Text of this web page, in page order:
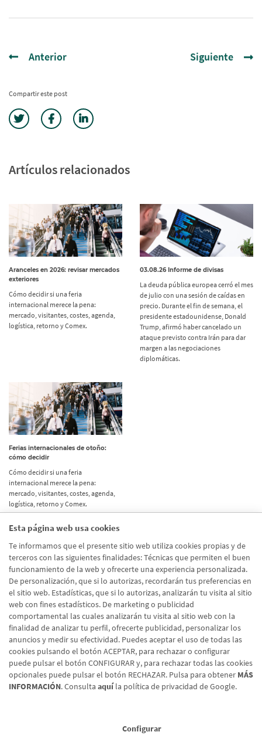
Esta página web usa cookies
Te informamos que el presente sitio web utiliza cookies propias y de
terceros con las siguientes finalidades: Técnicas que permiten el buen
funcionamiento de la web y ofrecerte una experiencia personalizada.
De personalización, que si lo autorizas, recordarán tus preferencias en
el sitio web. Estadísticas, que si lo autorizas, analizarán tu visita al sitio
web con fines estadísticos. De marketing o publicidad
comportamental las cuales analizarán tu visita al sitio web con la
finalidad de analizar tu perfil, ofrecerte publicidad, personalizar los
anuncios y medir su efectividad. Puedes aceptar el uso de todas las
cookies pulsando el botón ACEPTAR, para rechazar o configurar
puede pulsar el botón CONFIGURAR y, para rechazar todas las cookies
opcionales puede pulsar el botón RECHAZAR. Pulsa para obtener MÁS
INFORMACIÓN. Consulta aquíla política de privacidad de Google.
Configurar
Anterior Siguiente
Compartir este post
Artículos relacionados
Aranceles en 2026: revisar mercados
exteriores
Cómo decidir si una feria
internacional merece la pena:
mercado, visitantes, costes, agenda,
logística, retorno y Comex.
03.08.26 Informe de divisas
La deuda pública europea cerró el mes
de julio con una sesión de caídas en
precio. Durante el fin de semana, el
presidente estadounidense, Donald
Trump, afirmó haber cancelado un
ataque previsto contra Irán para dar
margen a las negociaciones
diplomáticas.
Ferias internacionales de otoño:
cómo decidir
Cómo decidir si una feria
internacional merece la pena:
mercado, visitantes, costes, agenda,
logística, retorno y Comex.
Etiquetas
Actualidad(514)
Internacional(490)
Empresa(138)
Recomendaciones
Internacional - Cloned(8)
Actualidad - Cloned (8)